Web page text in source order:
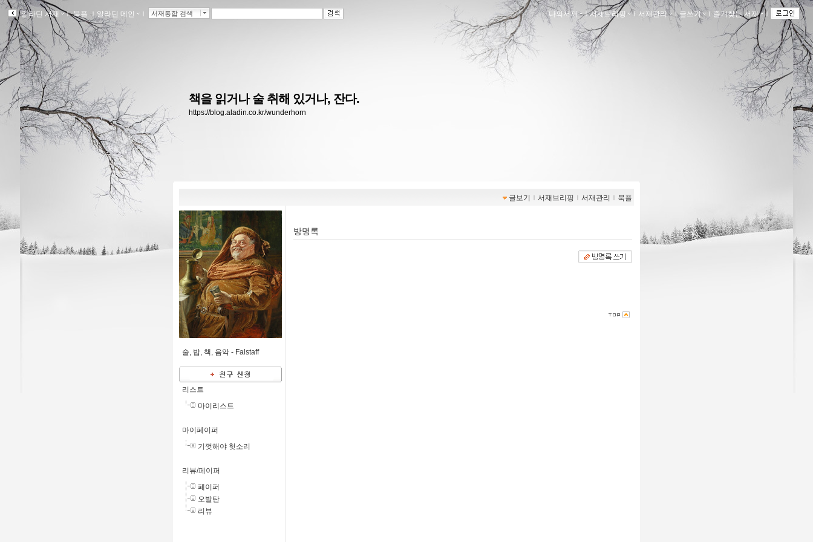
알라딘 서재 ｌ북플 ｌ알라딘 메인 서재통합 검색 나의서재 ｌ서재브리핑 ｌ 서재관리 ｌ글쓰기 ｌ 즐겨찾는 서재 ｌ
책을 읽거나 술 취해 있거나, 잔다.
https://blog.aladin.co.kr/wunderhorn
글보기 ｌ 서재브리핑 ｌ 서재관리 ｌ 북플
술, 밥, 책, 음악 - Falstaff
리스트
마이리스트
마이페이퍼
기껏해야 헛소리
리뷰/페이퍼
페이퍼
오발탄
리뷰
방명록